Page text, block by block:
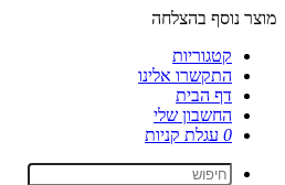
מוצר נוסף בהצלחה
קטגוריות
התקשרו אלינו
דף הבית
החשבון שלי
0 עגלת קניות